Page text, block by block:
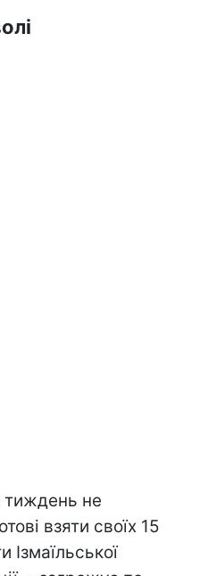
тиждень не
взяти своїх 15
Ізмаїльської